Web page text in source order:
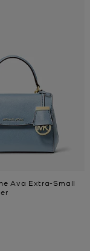
Ava Extra-Small